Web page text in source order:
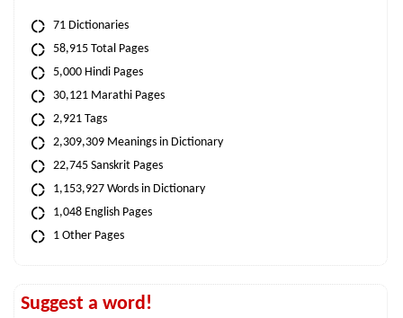
71 Dictionaries
58,915 Total Pages
5,000 Hindi Pages
30,121 Marathi Pages
2,921 Tags
2,309,309 Meanings in Dictionary
22,745 Sanskrit Pages
1,153,927 Words in Dictionary
1,048 English Pages
1 Other Pages
Suggest a word!